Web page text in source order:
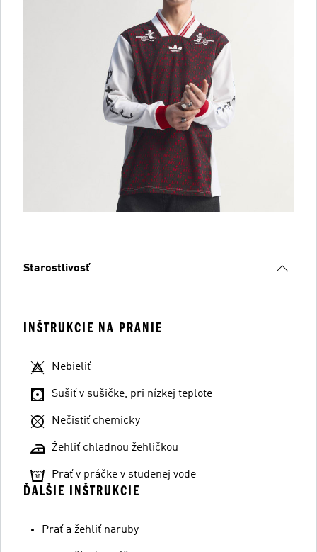
Starostlivosť
INŠTRUKCIE NA PRANIE
Nebieliť
Sušiť v sušičke, pri nízkej teplote
Nečistiť chemicky
Žehliť chladnou žehličkou
Prať v práčke v studenej vode
ĎALŠIE INŠTRUKCIE
Prať a žehliť naruby